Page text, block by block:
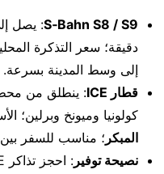
S‑Bahn S8 / S9
إلى وسط المدينة بسرعة.
قطار ICE
كولونيا وميونخ وبرلين؛
المبكر ؛ مناسب للسفر
نصيحة توفير